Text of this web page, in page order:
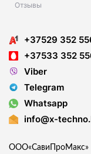
Отзывы
+37529 352
+37533 352
Viber
Telegram
Whatsapp
info@x-
ООО«СавиПроМакс»